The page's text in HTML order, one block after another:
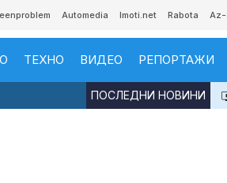
Automedia Imoti.net Rabota
ТЕХНО ВИДЕО РЕПОРТАЖИ
ПОСЛЕДНИ НОВИНИ